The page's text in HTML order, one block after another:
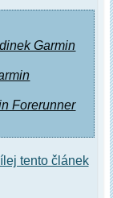
Garmin
Forerunner
tento článek